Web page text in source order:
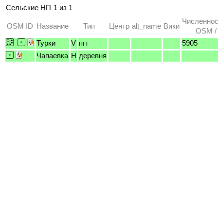
Сельские НП 1 из 1
OSM ID Название Тип Центр alt_name Вики
OSM /
Турки
V пгт
5905
Чапаевка H деревня